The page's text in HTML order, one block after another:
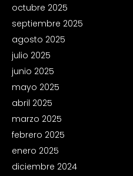
octubre 2025
septiembre 2025
agosto 2025
julio 2025
junio 2025
mayo 2025
abril 2025
marzo 2025
febrero 2025
enero 2025
diciembre 2024